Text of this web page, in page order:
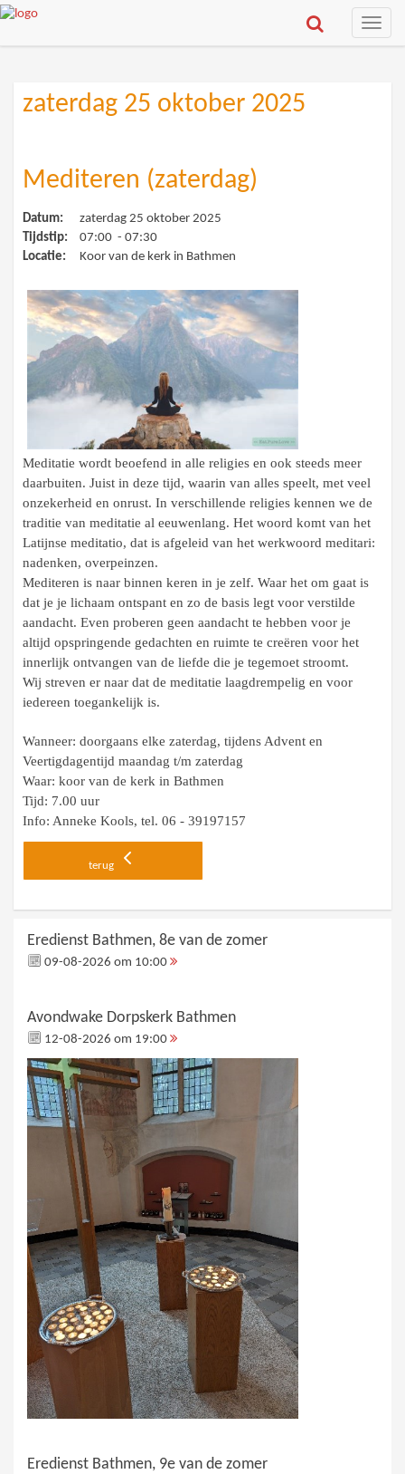
Toggle
zaterdag 25 oktober 2025
Mediteren (zaterdag)
Datum:
zaterdag 25 oktober 2025
Tijdstip:
07:00 - 07:30
Locatie:
Koor van de kerk in Bathmen
Meditatie wordt beoefend in alle religies en ook steeds meer
daarbuiten. Juist in deze tijd, waarin van alles speelt, met veel
onzekerheid en onrust. In verschillende religies kennen we de
traditie van meditatie al eeuwenlang. Het woord komt van het
Latijnse meditatio, dat is afgeleid van het werkwoord meditari:
nadenken, overpeinzen.
Mediteren is naar binnen keren in je zelf. Waar het om gaat is
dat je je lichaam ontspant en zo de basis legt voor verstilde
aandacht. Even proberen geen aandacht te hebben voor je
altijd opspringende gedachten en ruimte te creëren voor het
innerlijk ontvangen van de liefde die je tegemoet stroomt.
Wij streven er naar dat de meditatie laagdrempelig en voor
iedereen toegankelijk is.
Wanneer: doorgaans elke zaterdag, tijdens Advent en
Veertigdagentijd maandag t/m zaterdag
Waar: koor van de kerk in Bathmen
Tijd: 7.00 uur
Info: Anneke Kools, tel. 06 - 39197157
terug
Eredienst Bathmen, 8e van de zomer
09-08-2026 om 10:00
Avondwake Dorpskerk Bathmen
12-08-2026 om 19:00
Eredienst Bathmen, 9e van de zomer